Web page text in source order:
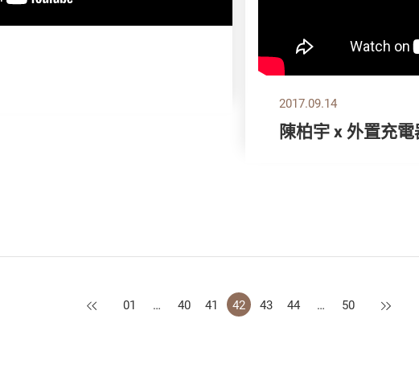
2017.09.14
陳柏宇 x 外置充電
上一頁
01 … 40 41 42 43 44 … 50 下一頁